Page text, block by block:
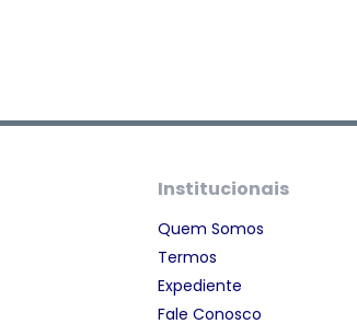
Institucionais
Quem Somos
Termos
Expediente
Fale Conosco